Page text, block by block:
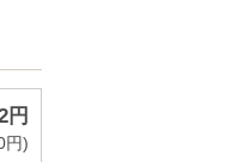
円
円)